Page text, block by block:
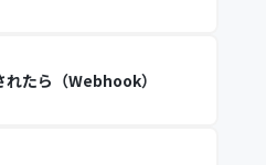
たら（Webhook）